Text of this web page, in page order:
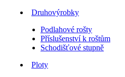
Druhovýrobky
Podlahové rošty
Příslušenství k roštům
Schodišťové stupně
Ploty